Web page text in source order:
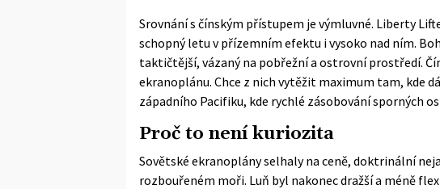
Srovnání s čínským přístupem je výmluvné. Liberty
schopný letu v přízemním efektu i vysoko nad ním.
taktičtější, vázaný na pobřežní a ostrovní prostředí.
ekranoplánu. Chce z nich vytěžit maximum tam, kde
západního Pacifiku, kde rychlé zásobování sporných
Proč to není kuriozita
Sovětské ekranoplány selhaly na ceně, doktrinální
rozbouřeném moři. Luň byl nakonec dražší a méně